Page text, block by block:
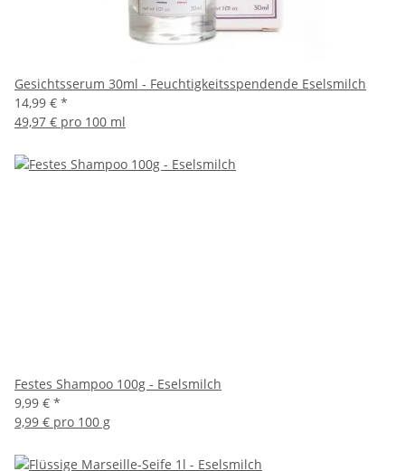
Gesichtsserum 30ml - Feuchtigkeitsspendende Eselsmilch
14,99 € *
49,97 € pro 100 ml
Festes Shampoo 100g - Eselsmilch
9,99 € *
9,99 € pro 100 g